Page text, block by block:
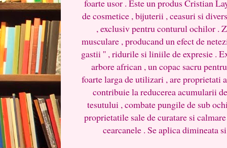
foarte usor . Este un produs Cristian
de cosmetice , bijuterii , ceasuri si
, exclusiv pentru conturul ochilor .
musculare , producand un efect de
gastii '' , ridurile si liniile de expresie .
arbore african , un copac sacru
foarte larga de utilizari , are
contribuie la reducerea acumularii
tesutului , combate pungile de sub
proprietatile sale de curatare si
cearcanele . Se aplica dimineata